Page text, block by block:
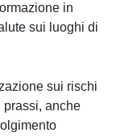
in
sui luoghi di
sui rischi
prassi, anche